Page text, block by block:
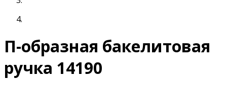
П-образная бакелитовая
ручка 14190